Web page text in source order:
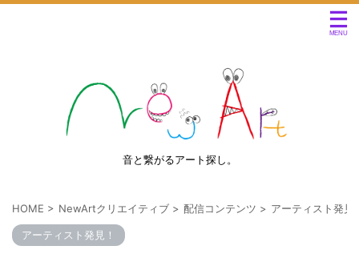
音と繋がるアート探し。
HOME > NewArtクリエイティブ > 配信コンテンツ > アーティスト発見
アーティスト発見！